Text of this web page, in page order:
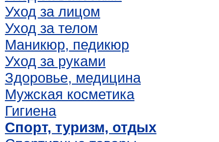
Уход за лицом
Уход за телом
Маникюр, педикюр
Уход за руками
Здоровье, медицина
Мужская косметика
Гигиена
Спорт, туризм, отдых